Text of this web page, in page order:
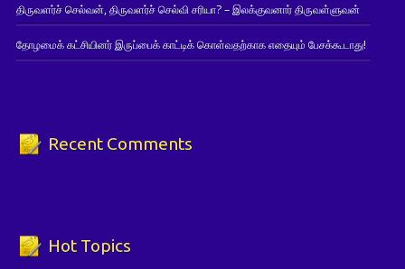
திருவளர்ச் செல்வன், திருவளர்ச் செல்வி சரியா? – இலக்குவனார் திருவள்ளுவன்
தோழமைக் கட்சியினர் இருப்பைக் காட்டிக் கொள்வதற்காக எதையும் பேசக்கூடாது!
Recent Comments
Hot Topics